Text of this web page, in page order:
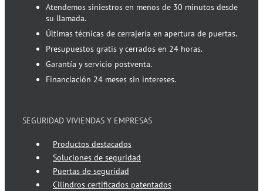
Atendemos siniestros en menos de 30 minutos desde
su llamada.
Últimas técnicas de cerrajería en apertura de puertas.
Presupuestos gratis y cerrados en 24 horas.
Garantía y servicio postventa.
Financiación 24 meses sin intereses.
SEGURIDAD VIVIENDAS Y EMPRESAS
Productos destacados
Soluciones de seguridad
Puertas de seguridad
Cilindros certificados patentados